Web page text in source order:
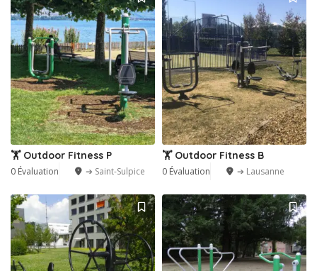
🏋️ Outdoor Fitness P
0 Évaluation ➔ Saint-Sulpice
🏋️ Outdoor Fitness B
0 Évaluation ➔ Lausanne